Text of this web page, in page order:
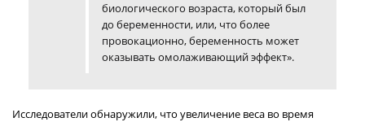
биологического возраста, который был
до беременности, или, что более
провокационно, беременность может
оказывать омолаживающий эффект».
Исследователи обнаружили, что увеличение веса во время